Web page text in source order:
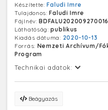
Készítette:Faludi Imre
Tulajdonos:Faludi Imre
Fájlnév:BDFALU202009270016
Láthatóság:publikus
Kiadás dátuma: 2020-10-13
Forrás: Nemzeti Archívum/
Program
Technikai adatok:
Beágyazás